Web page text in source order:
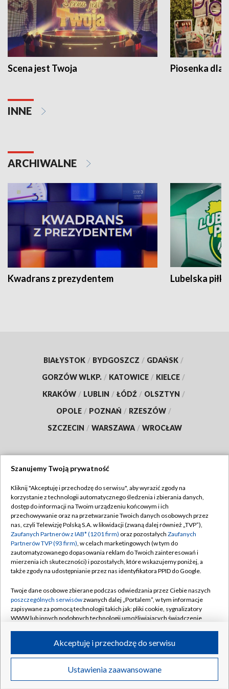
Scena jest Twoja Piosenka dla
INNE
ARCHIWALNE
Kwadrans z prezydentem Lubelska piłka
BIAŁYSTOK / BYDGOSZCZ / GDAŃSK /
GORZÓW WLKP. / KATOWICE / KIELCE /
KRAKÓW / LUBLIN / ŁÓDŹ / OLSZTYN /
OPOLE / POZNAŃ / RZESZÓW /
SZCZECIN / WARSZAWA / WROCŁAW
TVP
Abonament TVP
Emisja w TVP
Centrum informacji TVP
Naziemna Telewizja Cyfrowa
Rada Programowa
System NOS
Informacje o nadawcy
Program dla prasy
Ogłoszenie przetargowe
Regulamin TVP
Polityka prywatności
Moje zgody
Pomoc
Kontakt
Kanały
©2026 Telewizja Polska S.A. w likwidacji
Szanujemy Twoją prywatność
Kliknij "Akceptuję i przechodzę do serwisu", aby wyrazić zgody na
korzystanie z technologii automatycznego śledzenia i zbierania danych,
dostęp do informacji na Twoim urządzeniu końcowym i ich
przechowywanie oraz na przetwarzanie Twoich danych osobowych przez
nas, czyli Telewizję Polską S.A. w likwidacji (zwaną dalej również „TVP”),
Zaufanych Partnerów z IAB* (1201 firm) oraz pozostałych Zaufanych
Partnerów TVP (93 firm), w celach marketingowych (w tym do
zautomatyzowanego dopasowania reklam do Twoich zainteresowań i
mierzenia ich skuteczności) i pozostałych, które wskazujemy poniżej, a
także zgody na udostępnianie przez nas identyfikatora PPID do Google.
Twoje dane osobowe zbierane podczas odwiedzania przez Ciebie naszych
poszczególnych serwisówzwanych dalej „Portalem”, w tym informacje
zapisywane za pomocą technologii takich jak: pliki cookie, sygnalizatory
WWW lub innych podobnych technologii umożliwiających świadczenie
ruchu w Internecie.
Twoje dane osobowe zbierane podczas odwiedzania przez Ciebie
poszczególnych serwisówna Portalu, takie jak adresy IP, identyfikatory
Ustawienia zaawansowane
Akceptuję i przechodzę do serwisu